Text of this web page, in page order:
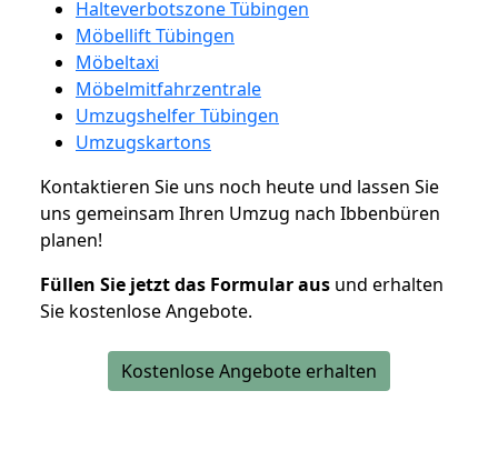
Halteverbotszone Tübingen
Möbellift Tübingen
Möbeltaxi
Möbelmitfahrzentrale
Umzugshelfer Tübingen
Umzugskartons
Kontaktieren Sie uns noch heute und lassen Sie
uns gemeinsam Ihren Umzug nach Ibbenbüren
planen!
Füllen Sie jetzt das Formular aus und erhalten
Sie kostenlose Angebote.
Kostenlose Angebote erhalten